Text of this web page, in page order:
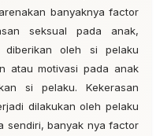
banyaknya factor
seksual pada anak,
diberikan oleh si pelaku
atau motivasi pada anak
si pelaku. Kekerasan
dilakukan oleh pelaku
sendiri, banyak nya factor